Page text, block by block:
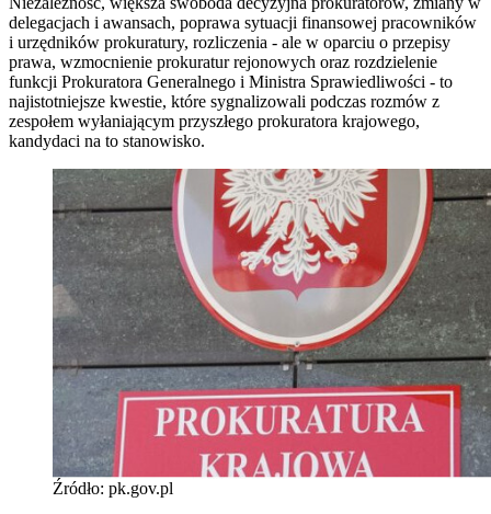
delegacjach i awansach, poprawa sytuacji finansowej pracowników
i urzędników prokuratury, rozliczenia - ale w oparciu o przepisy
prawa, wzmocnienie prokuratur rejonowych oraz rozdzielenie
funkcji Prokuratora Generalnego i Ministra Sprawiedliwości - to
najistotniejsze kwestie, które sygnalizowali podczas rozmów z
zespołem wyłaniającym przyszłego prokuratora krajowego,
kandydaci na to stanowisko.
Źródło: pk.gov.pl